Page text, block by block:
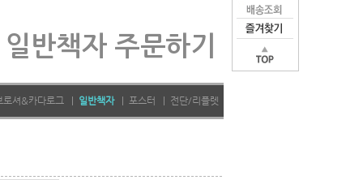
로셔&카다로그 일반책자 포스터 전단/리플렛